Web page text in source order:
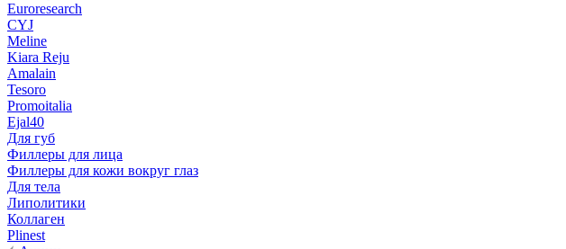
Euroresearch
CYJ
Meline
Kiara Reju
Amalain
Tesoro
Promoitalia
Ejal40
Для губ
Филлеры для лица
Филлеры для кожи вокруг глаз
Для тела
Липолитики
Коллаген
Plinest